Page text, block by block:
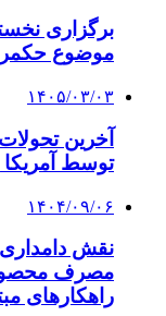
برگزاری
موضوع
۱۴۰۵/۰۳/۰۳
آخرین
توسط
۱۴۰۴/۰۹/۰۶
نقش
مصرف
راهکارهای